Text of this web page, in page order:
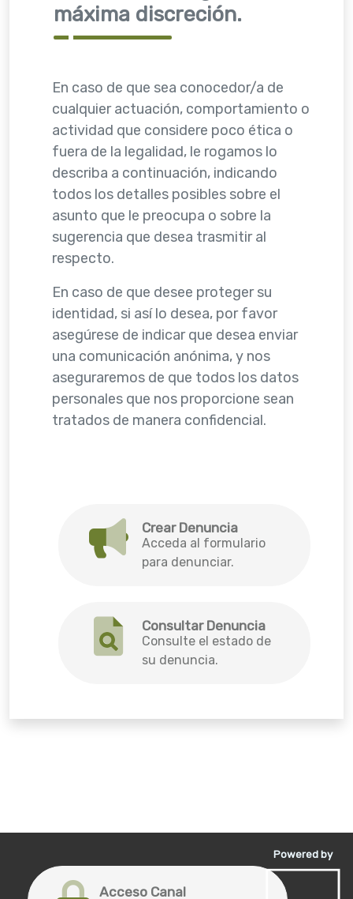
máxima discreción.
En caso de que sea conocedor/a de
cualquier actuación, comportamiento o
actividad que considere poco ética o
fuera de la legalidad, le rogamos lo
describa a continuación, indicando
todos los detalles posibles sobre el
asunto que le preocupa o sobre la
sugerencia que desea trasmitir al
respecto.
En caso de que desee proteger su
identidad, si así lo desea, por favor
asegúrese de indicar que desea enviar
una comunicación anónima, y nos
aseguraremos de que todos los datos
personales que nos proporcione sean
tratados de manera confidencial.
Crear Denuncia
Acceda al formulario
para denunciar.
Consultar Denuncia
Consulte el estado de
su denuncia.
Acceso Canal
Powered by